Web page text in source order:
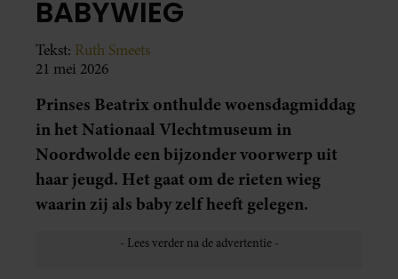
BABYWIEG
Tekst: Ruth Smeets
21 mei 2026
Prinses Beatrix onthulde woensdagmiddag
in het Nationaal Vlechtmuseum in
Noordwolde een bijzonder voorwerp uit
haar jeugd. Het gaat om de rieten wieg
waarin zij als baby zelf heeft gelegen.